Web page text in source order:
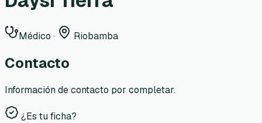
Médico · Riobamba
Contacto
Información de contacto por completar.
¿Es tu ficha?